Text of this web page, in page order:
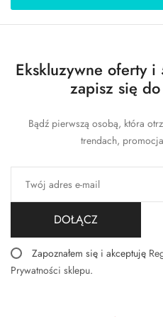
Ekskluzywne oferty
zapisz się
Bądź pierwszą osobą, która
trendach,
DOŁĄCZ
Zapoznałem się i akceptuję
Prywatności sklepu.